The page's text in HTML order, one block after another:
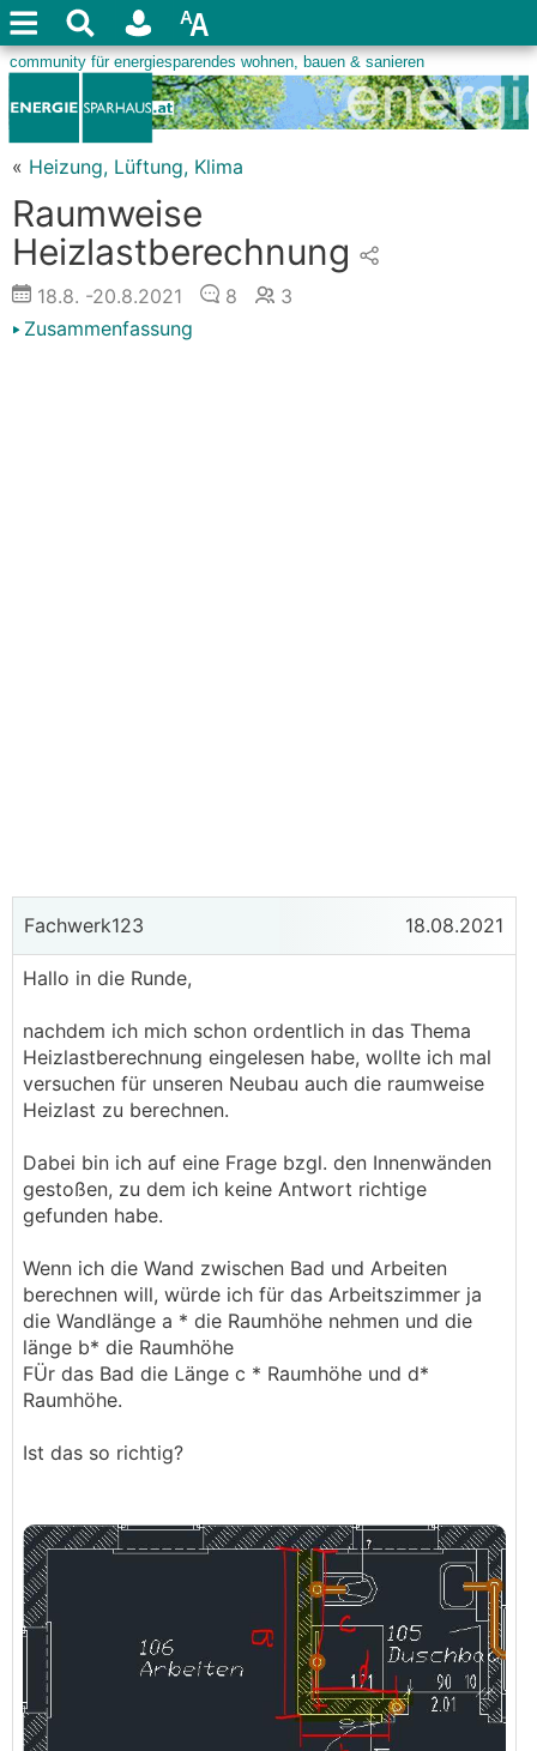
« Heizung, Lüftung, Klima
Raumweise
Heizlastberechnung
18.8. -20.8.2021 8
3
Zusammenfassung
Fachwerk123 18.08.2021
Hallo in die Runde,
nachdem ich mich schon ordentlich in das Thema
Heizlastberechnung eingelesen habe, wollte ich mal
versuchen für unseren Neubau auch die raumweise
Heizlast zu berechnen.
Dabei bin ich auf eine Frage bzgl. den Innenwänden
gestoßen, zu dem ich keine Antwort richtige
gefunden habe.
Wenn ich die Wand zwischen Bad und Arbeiten
berechnen will, würde ich für das Arbeitszimmer ja
die Wandlänge a * die Raumhöhe nehmen und die
länge b* die Raumhöhe
FÜr das Bad die Länge c * Raumhöhe und d*
Raumhöhe.
Ist das so richtig?